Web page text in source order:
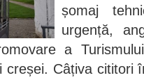
șomaj
urgență,
a
creșei. Câțiva